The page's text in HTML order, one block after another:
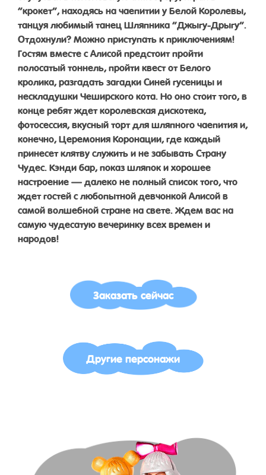
“крокет”, находясь на чаепитии у Белой Королевы,
танцуя любимый танец Шляпника “Джыгу-Дрыгу”.
Отдохнули? Можно приступать к приключениям!
Гостям вместе с Алисой предстоит пройти
полосатый тоннель, пройти квест от Белого
кролика, разгадать загадки Синей гусеницы и
нескладушки Чеширского кота. Но оно стоит того, в
конце ребят ждет королевская дискотека,
фотосессия, вкусный торт для шляпного чаепития и,
конечно, Церемония Коронации, где каждый
принесет клятву служить и не забывать Страну
Чудес. Кэнди бар, показ шляпок и хорошее
настроение — далеко не полный список того, что
ждет гостей с любопытной девчонкой Алисой в
самой волшебной стране на свете. Ждем вас на
самую чудесатую вечеринку всех времен и
народов!
Заказать сейчас
Другие персонажи